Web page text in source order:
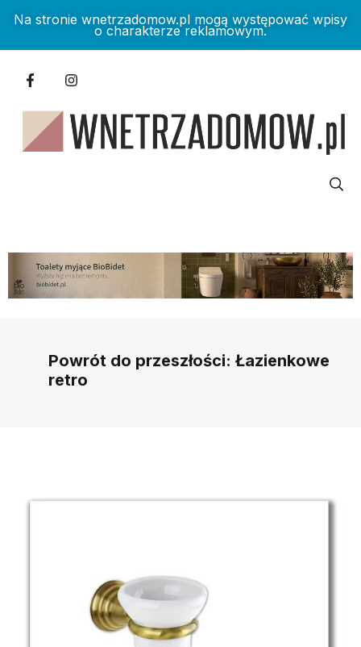
Na stronie wnetrzadomow.pl mogą występować wpisy
o charakterze reklamowym.
Powrót do przeszłości: Łazienkowe
retro